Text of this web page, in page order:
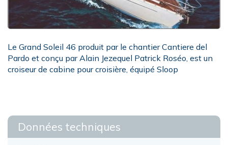
Le Grand Soleil 46 produit par le chantier Cantiere del
Pardo et conçu par Alain Jezequel Patrick Roséo, est un
croiseur de cabine pour croisière, équipé Sloop
Données techniques